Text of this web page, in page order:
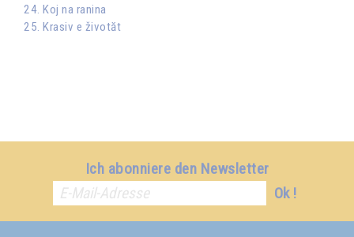
24. Koj na ranina
25. Krasiv e životăt
Ich abonniere den Newsletter
Ok !